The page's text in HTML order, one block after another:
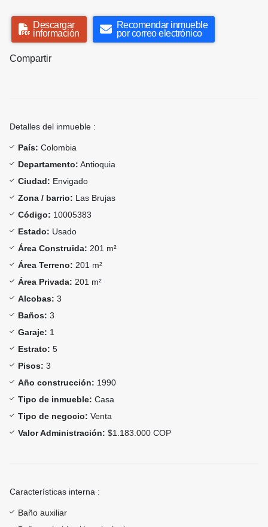
Descargar
información
Recomendar inmueble
por correo electrónico
Compartir
Detalles del inmueble :
País: Colombia
Departamento: Antioquia
Ciudad: Envigado
Zona / barrio: Las Brujas
Código: 10005383
Estado: Usado
Área Construida: 201 m²
Área Terreno: 201 m²
Área Privada: 201 m²
Alcobas: 3
Baños: 3
Garaje: 1
Estrato: 5
Pisos: 3
Año construcción: 1990
Tipo de inmueble: Casa
Tipo de negocio: Venta
Valor Administración: $1.183.000 COP
Características interna :
Baño auxiliar